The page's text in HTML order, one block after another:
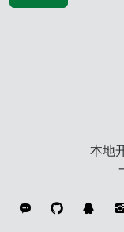
本地